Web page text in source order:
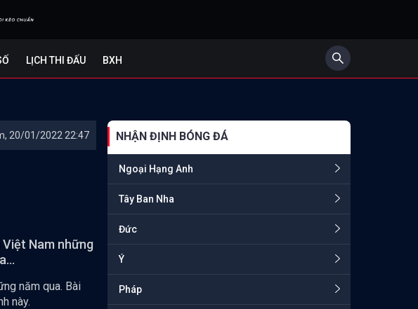
LỊCH THI ĐẤU BXH
20/01/2022 22:47
Nam những
năm qua. Bài
này.
NHẬN ĐỊNH BÓNG ĐÁ
Ngoại Hạng Anh
Tây Ban Nha
Đức
Ý
Pháp